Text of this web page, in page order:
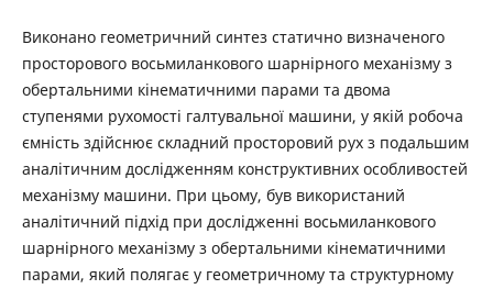
Виконано геометричний синтез статично визначеного
просторового восьмиланкового шарнірного механізму з
обертальними кінематичними парами та двома
ступенями рухомості галтувальної машини, у якій робоча
ємність здійснює складний просторовий рух з подальшим
аналітичним дослідженням конструктивних особливостей
механізму машини. При цьому, був використаний
аналітичний підхід при дослідженні восьмиланкового
шарнірного механізму з обертальними кінематичними
парами, який полягає у геометричному та структурному